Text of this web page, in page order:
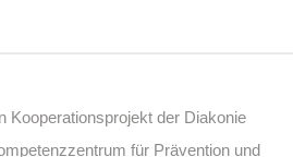
Kooperationsprojekt der Diakonie
für Prävention und